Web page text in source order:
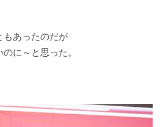
もあったのだが
に～と思った。